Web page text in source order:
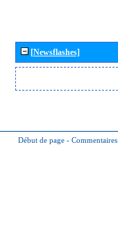
[Newsflashes]
Début de page - Commentaires